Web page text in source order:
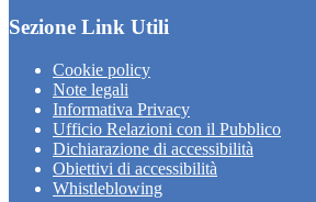
Sezione Link Utili
Cookie policy
Note legali
Informativa Privacy
Ufficio Relazioni con il Pubblico
Dichiarazione di accessibilità
Obiettivi di accessibilità
Whistleblowing